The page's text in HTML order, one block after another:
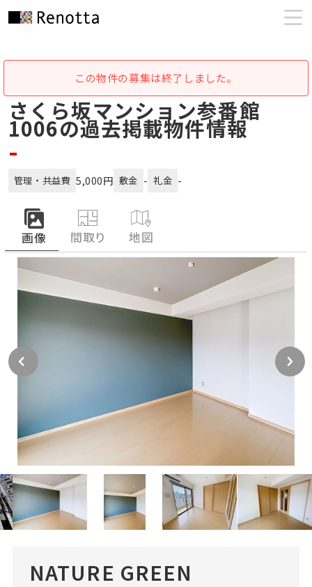
この物件の募集は終了しました。
さくら坂マンション参番館
1006の過去掲載物件情報
-
管理・共益費 5,000円 敷金 - 礼金 -
画像 間取り 地図
NATURE GREEN